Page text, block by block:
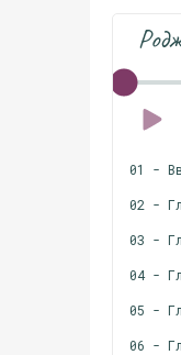
01 -
02 -
03 -
04 -
05 -
06 -